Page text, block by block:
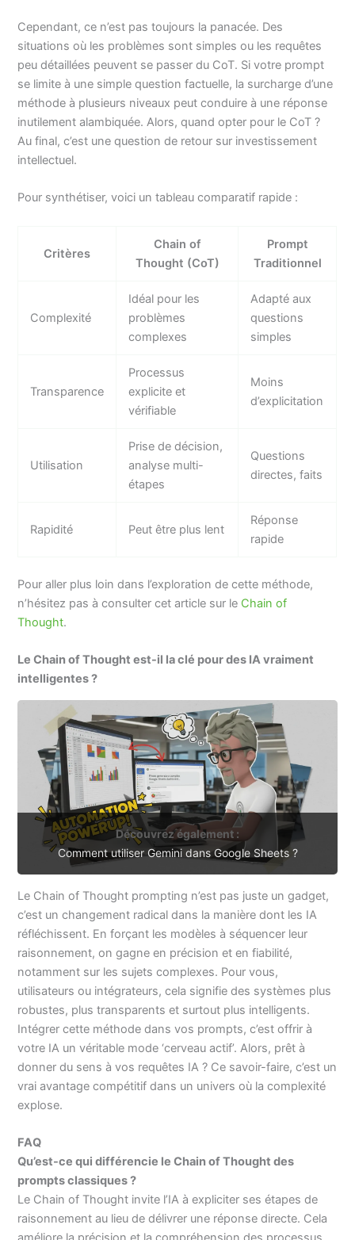
Cependant, ce n’est pas toujours la panacée. Des
situations où les problèmes sont simples ou les requêtes
peu détaillées peuvent se passer du CoT. Si votre prompt
se limite à une simple question factuelle, la surcharge d’une
méthode à plusieurs niveaux peut conduire à une réponse
inutilement alambiquée. Alors, quand opter pour le CoT ?
Au final, c’est une question de retour sur investissement
intellectuel.
Pour synthétiser, voici un tableau comparatif rapide :
Critères
Chain of
Thought (CoT)
Prompt
Traditionnel
Complexité
Idéal pour les
problèmes
complexes
Adapté aux
questions
simples
Transparence
Processus
explicite et
vérifiable
Moins
d’explicitation
Utilisation
Prise de décision,
analyse multi-
étapes
Questions
directes, faits
Rapidité Peut être plus lent
Réponse
rapide
Pour aller plus loin dans l’exploration de cette méthode,
n’hésitez pas à consulter cet article sur le Chain of
Thought.
Le Chain of Thought est-il la clé pour des IA vraiment
intelligentes ?
Découvrez également :
Comment utiliser Gemini dans Google Sheets ?
Le Chain of Thought prompting n’est pas juste un gadget,
c’est un changement radical dans la manière dont les IA
réfléchissent. En forçant les modèles à séquencer leur
raisonnement, on gagne en précision et en fiabilité,
notamment sur les sujets complexes. Pour vous,
utilisateurs ou intégrateurs, cela signifie des systèmes plus
robustes, plus transparents et surtout plus intelligents.
Intégrer cette méthode dans vos prompts, c’est offrir à
votre IA un véritable mode ‘cerveau actif’. Alors, prêt à
donner du sens à vos requêtes IA ? Ce savoir-faire, c’est un
vrai avantage compétitif dans un univers où la complexité
explose.
FAQ
Qu’est-ce qui différencie le Chain of Thought des
prompts classiques ?
Le Chain of Thought invite l’IA à expliciter ses étapes de
raisonnement au lieu de délivrer une réponse directe. Cela